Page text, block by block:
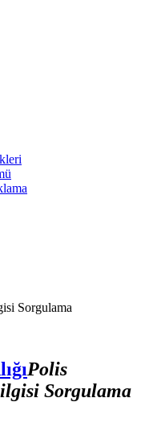
Sorgulama
Polis
Sorgulama